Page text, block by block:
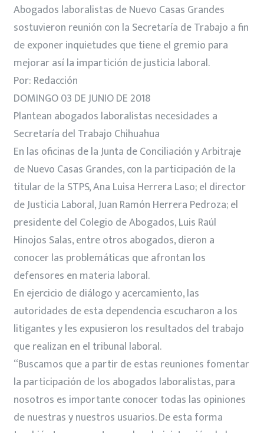
Abogados laboralistas de Nuevo Casas Grandes
sostuvieron reunión con la Secretaría de Trabajo a fin
de exponer inquietudes que tiene el gremio para
mejorar así la impartición de justicia laboral.
Por: Redacción
DOMINGO 03 DE JUNIO DE 2018
Plantean abogados laboralistas necesidades a
Secretaría del Trabajo Chihuahua
En las oficinas de la Junta de Conciliación y Arbitraje
de Nuevo Casas Grandes, con la participación de la
titular de la STPS, Ana Luisa Herrera Laso; el director
de Justicia Laboral, Juan Ramón Herrera Pedroza; el
presidente del Colegio de Abogados, Luis Raúl
Hinojos Salas, entre otros abogados, dieron a
conocer las problemáticas que afrontan los
defensores en materia laboral.
En ejercicio de diálogo y acercamiento, las
autoridades de esta dependencia escucharon a los
litigantes y les expusieron los resultados del trabajo
que realizan en el tribunal laboral.
“Buscamos que a partir de estas reuniones fomentar
la participación de los abogados laboralistas, para
nosotros es importante conocer todas las opiniones
de nuestras y nuestros usuarios. De esta forma